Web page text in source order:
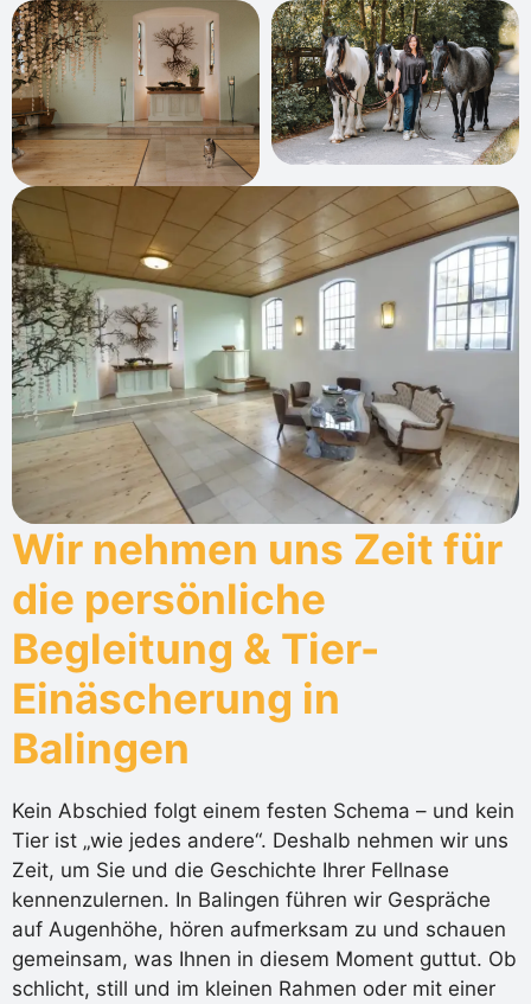
Wir nehmen uns Zeit für
die persönliche
Begleitung & Tier-
Einäscherung in
Balingen
Kein Abschied folgt einem festen Schema – und kein
Tier ist „wie jedes andere“. Deshalb nehmen wir uns
Zeit, um Sie und die Geschichte Ihrer Fellnase
kennenzulernen. In Balingen führen wir Gespräche
auf Augenhöhe, hören aufmerksam zu und schauen
gemeinsam, was Ihnen in diesem Moment guttut. Ob
schlicht, still und im kleinen Rahmen oder mit einer